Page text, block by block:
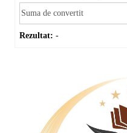
Rezultat: -